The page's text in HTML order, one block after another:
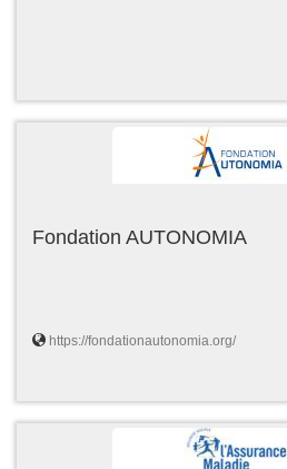
Fondation AUTONOMIA
https://fondationautonomia.org/